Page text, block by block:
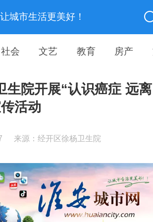
让城市生活更美好！
社会 文艺 教育 房产
生院开展“认识癌症 远离
活动
来源：经开区徐杨卫生院